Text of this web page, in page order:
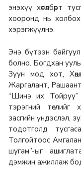
энэхүү хөтөлбөрт
хооронд нь
хэрэгжүүлнэ.
Энэ бүтээн
болно. Богдхан
Зуун мод хот,
Жаргалант,
“Шинэ их Тойруу”
тэрэгний төслийг
засгийн үндэслэл,
тодотголд
Толгойтоос
шугам”-ыг
дэмжин ажиллаж